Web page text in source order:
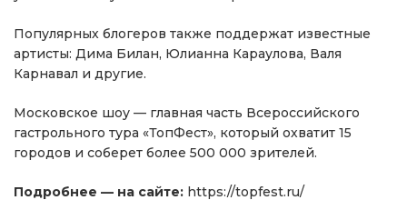
Популярных блогеров также поддержат известные
артисты: Дима Билан, Юлианна Караулова, Валя
Карнавал и другие.
Московское шоу — главная часть Всероссийского
гастрольного тура «ТопФест», который охватит 15
городов и соберет более 500 000 зрителей.
Подробнее — на сайте: https://topfest.ru/